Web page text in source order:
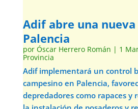
Adif abre una
Palencia
por Óscar Herrero Román | 1
Provincia
Adif implementará un control
campesino en Palencia,
depredadores como rapaces y